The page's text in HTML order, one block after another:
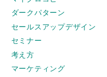
ダークパターン
セールスアップデザイン
セミナー
考え方
マーケティング